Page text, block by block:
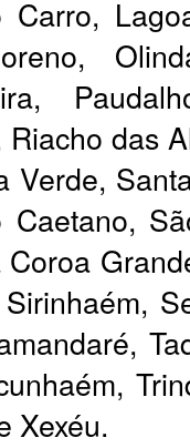
Carro,
das
Verde,
Xexéu.